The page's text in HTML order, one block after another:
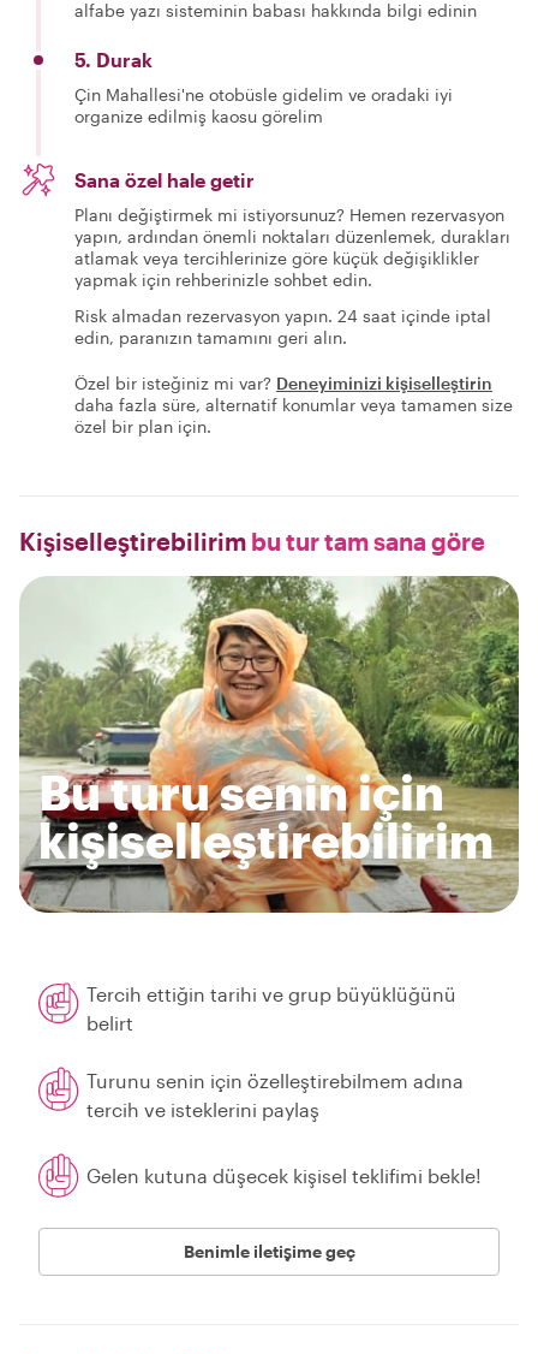
alfabe yazı sisteminin babası hakkında bilgi edinin
5. Durak
Çin Mahallesi'ne otobüsle gidelim ve oradaki iyi
organize edilmiş kaosu görelim
Sana özel hale getir
Planı değiştirmek mi istiyorsunuz? Hemen rezervasyon
yapın, ardından önemli noktaları düzenlemek, durakları
atlamak veya tercihlerinize göre küçük değişiklikler
yapmak için rehberinizle sohbet edin.
Risk almadan rezervasyon yapın. 24 saat içinde iptal
edin, paranızın tamamını geri alın.
Özel bir isteğiniz mi var? Deneyiminizi kişiselleştirin
daha fazla süre, alternatif konumlar veya tamamen size
özel bir plan için.
Kişiselleştirebilirim bu tur tam sana göre
Bu turu senin için
kişiselleştirebilirim
Tercih ettiğin tarihi ve grup büyüklüğünü
belirt
Turunu senin için özelleştirebilmem adına
tercih ve isteklerini paylaş
Gelen kutuna düşecek kişisel teklifimi bekle!
Benimle iletişime geç